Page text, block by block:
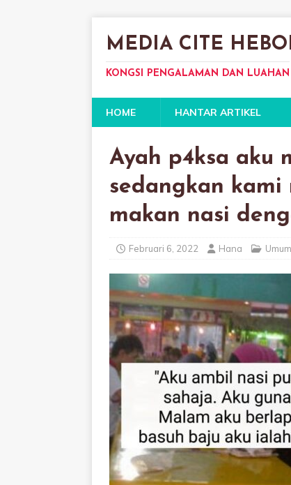
MEDIA CITE
KONGSI PENGALAMAN DAN LUAHAN
HOME HANTAR ARTIKEL
Ayah p4ksa aku
sedangkan kami
makan nasi
Februari 6, 2022 Hana Umum